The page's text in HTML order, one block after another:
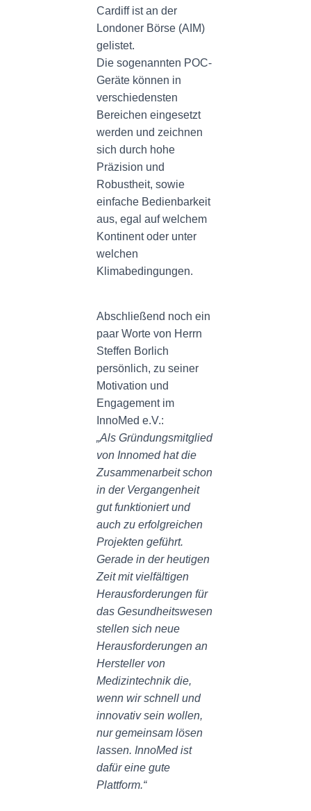
Cardiff ist an der
Londoner Börse (AIM)
gelistet.
Die sogenannten POC-
Geräte können in
verschiedensten
Bereichen eingesetzt
werden und zeichnen
sich durch hohe
Präzision und
Robustheit, sowie
einfache Bedienbarkeit
aus, egal auf welchem
Kontinent oder unter
welchen
Klimabedingungen.
Abschließend noch ein
paar Worte von Herrn
Steffen Borlich
persönlich, zu seiner
Motivation und
Engagement im
InnoMed e.V.:
„Als Gründungsmitglied
von Innomed hat die
Zusammenarbeit schon
in der Vergangenheit
gut funktioniert und
auch zu erfolgreichen
Projekten geführt.
Gerade in der heutigen
Zeit mit vielfältigen
Herausforderungen für
das Gesundheitswesen
stellen sich neue
Herausforderungen an
Hersteller von
Medizintechnik die,
wenn wir schnell und
innovativ sein wollen,
nur gemeinsam lösen
lassen. InnoMed ist
dafür eine gute
Plattform.“